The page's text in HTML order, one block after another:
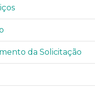
da Solicitação